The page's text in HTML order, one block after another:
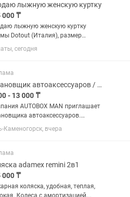
лыжную женскую куртку
000 ₸
лыжную женскую куртку
Dotout (Италия), размер
куртка для лыжниц,
ценят эффективность и
химчистки.
сегодня
Установщик автоаксессуаров / Кладовщик
- 13 000 ₸
AUTOBOX MAN приглашает
автоаксессуаров.
Установка автобоксов,
креплений для велосипедов
Каменогорск, вчера
adamex remini 2в1
000 ₸
коляска, удобная, теплая,
Колеса с амортизацией,